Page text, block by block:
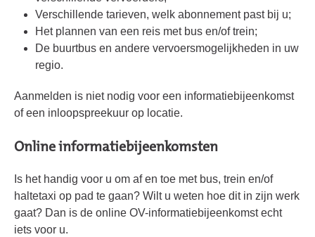
Verschillende tarieven, welk abonnement past bij u;
Het plannen van een reis met bus en/of trein;
De buurtbus en andere vervoersmogelijkheden in uw
regio.
Aanmelden is niet nodig voor een informatiebijeenkomst
of een inloopspreekuur op locatie.
Online informatiebijeenkomsten
Is het handig voor u om af en toe met bus, trein en/of
haltetaxi op pad te gaan? Wilt u weten hoe dit in zijn werk
gaat? Dan is de online OV-informatiebijeenkomst echt
iets voor u.